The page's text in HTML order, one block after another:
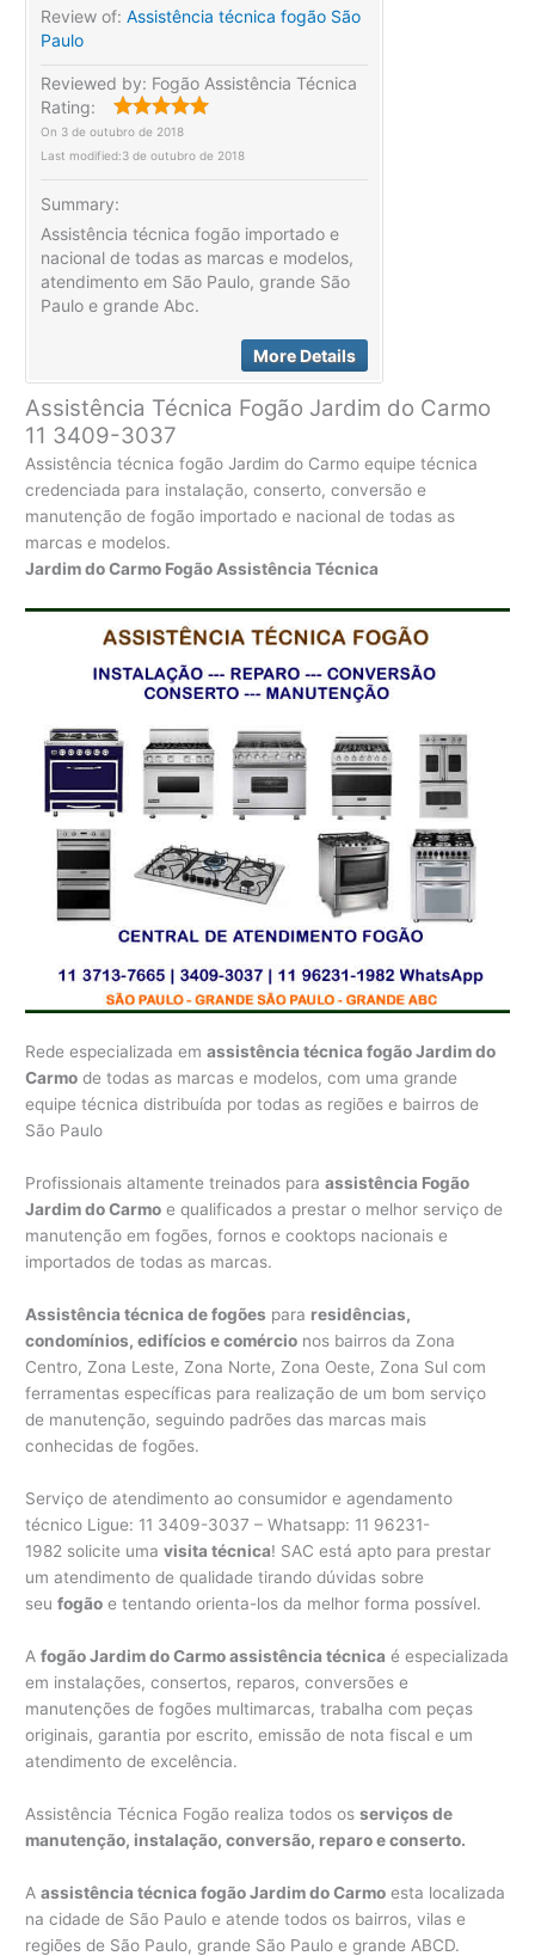
Review of:Assistência técnica fogão São
Paulo
Reviewed by: Fogão Assistência Técnica
Rating:
On 3 de outubro de 2018
Last modified:3 de outubro de 2018
Summary:
Assistência técnica fogão importado e
nacional de todas as marcas e modelos,
atendimento em São Paulo, grande São
Paulo e grande Abc.
More Details
Assistência Técnica Fogão Jardim do Carmo
11 3409-3037
Assistência técnica fogão Jardim do Carmo equipe técnica
credenciada para instalação, conserto, conversão e
manutenção de fogão importado e nacional de todas as
marcas e modelos.
Jardim do Carmo Fogão Assistência Técnica
Rede especializada emassistência técnica fogão Jardim do
Carmo de todas as marcas e modelos, com uma grande
equipe técnica distribuída por todas as regiões e bairros de
São Paulo
Profissionais altamente treinados paraassistência Fogão
Jardim do Carmo e qualificados a prestar o melhor serviço de
manutenção em fogões, fornos e cooktops nacionais e
importados de todas as marcas.
Assistência técnica de fogões para residências,
condomínios, edifícios e comércio nos bairros da Zona
Centro, Zona Leste, Zona Norte, Zona Oeste, Zona Sul com
ferramentas específicas para realização de um bom serviço
de manutenção, seguindo padrões das marcas mais
conhecidas de fogões.
Serviço de atendimento ao consumidor e agendamento
técnico Ligue: 11 3409-3037 – Whatsapp: 11 96231-
1982 solicite umavisita técnica! SAC está apto para prestar
um atendimento de qualidade tirando dúvidas sobre
seufogão e tentando orienta-los da melhor forma possível.
Afogão Jardim do Carmo assistência técnica é especializada
em instalações, consertos, reparos, conversões e
manutenções de fogões multimarcas, trabalha com peças
originais, garantia por escrito, emissão de nota fiscal e um
atendimento de excelência.
Assistência Técnica Fogão realiza todos osserviços de
manutenção, instalação, conversão, reparo e conserto.
Aassistência técnica fogão Jardim do Carmo esta localizada
na cidade de São Paulo e atende todos os bairros, vilas e
regiões de São Paulo, grande São Paulo e grande ABCD.